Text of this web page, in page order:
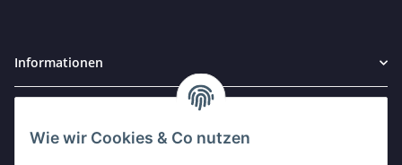
Informationen
Widerrufsbutton
Wie wir Cookies & Co nutzen